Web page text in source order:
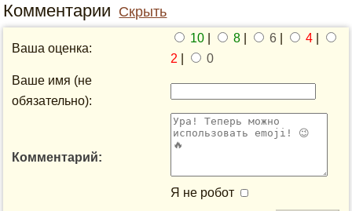
Комментарии Скрыть
Ваша оценка:
10 8 6 4
2
0
Ваше имя (не
обязательно):
Комментарий:
Я не робот